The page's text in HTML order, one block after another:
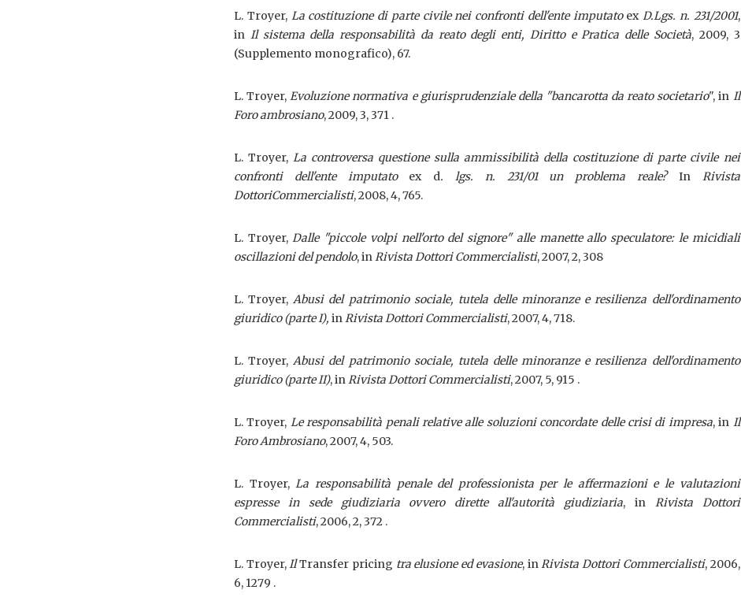
L. Troyer, La costituzione di parte civile nei confronti dell'ente imputato ex D.Lgs. n. 231/2001,
in Il sistema della responsabilità da reato degli enti, Diritto e Pratica delle Società, 2009, 3
(Supplemento monografico), 67.
L. Troyer,Evoluzione normativa e giurisprudenziale della "bancarotta da reato societario", in Il
Foro ambrosiano, 2009, 3, 371 .
L. Troyer,La controversa questione sulla ammissibilità della costituzione di parte civile nei
confronti dell'ente imputatoex d. lgs. n. 231/01 un problema reale?In Rivista
DottoriCommercialisti, 2008, 4, 765.
L. Troyer,Dalle "piccole volpi nell'orto del signore" alle manette allo speculatore: le micidiali
oscillazioni del pendolo, inRivista Dottori Commercialisti, 2007, 2, 308
L. Troyer,Abusi del patrimonio sociale, tutela delle minoranze e resilienza dell'ordinamento
giuridico (parte I), inRivista Dottori Commercialisti, 2007, 4, 718.
L. Troyer,Abusi del patrimonio sociale, tutela delle minoranze e resilienza dell'ordinamento
giuridico (parte II), inRivista Dottori Commercialisti, 2007, 5, 915 .
L. Troyer, Le responsabilità penali relative alle soluzioni concordate delle crisi di impresa, in Il
Foro Ambrosiano, 2007, 4, 503.
L. Troyer,La responsabilità penale del professionista per le affermazioni e le valutazioni
espresse in sede giudiziaria ovvero dirette all'autorità giudiziaria, in Rivista Dottori
Commercialisti, 2006, 2, 372 .
L. Troyer,IlTransfer pricing tra elusione ed evasione, inRivista Dottori Commercialisti, 2006,
6, 1279 .